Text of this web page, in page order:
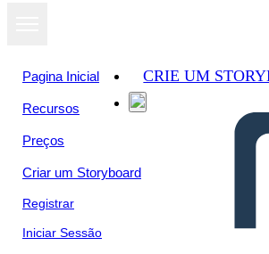
Pagina Inicial
Recursos
Preços
Criar um Storyboard
Registrar
Iniciar Sessão
CRIE UM
Ver como
apresentação